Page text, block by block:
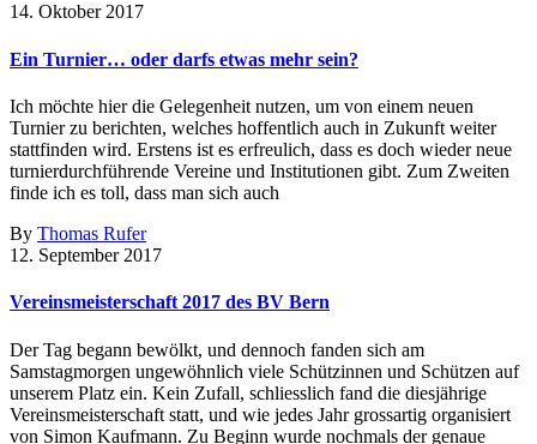
14. Oktober 2017
Ein Turnier… oder darfs etwas mehr sein?
Ich möchte hier die Gelegenheit nutzen, um von einem neuen
Turnier zu berichten, welches hoffentlich auch in Zukunft weiter
stattfinden wird. Erstens ist es erfreulich, dass es doch wieder neue
turnierdurchführende Vereine und Institutionen gibt. Zum Zweiten
finde ich es toll, dass man sich auch
By Thomas Rufer
12. September 2017
Vereinsmeisterschaft 2017 des BV Bern
Der Tag begann bewölkt, und dennoch fanden sich am
Samstagmorgen ungewöhnlich viele Schützinnen und Schützen auf
unserem Platz ein. Kein Zufall, schliesslich fand die diesjährige
Vereinsmeisterschaft statt, und wie jedes Jahr grossartig organisiert
von Simon Kaufmann. Zu Beginn wurde nochmals der genaue